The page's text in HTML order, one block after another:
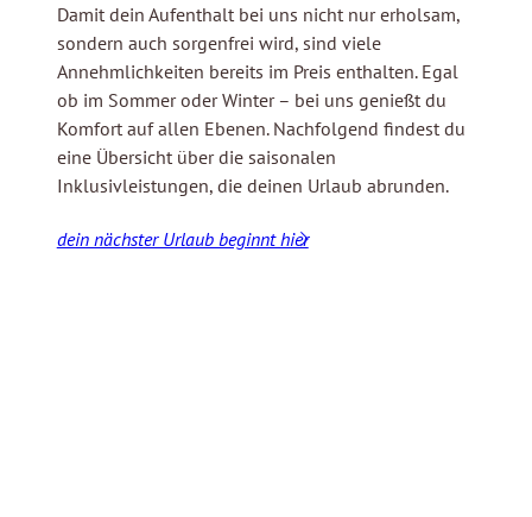
Damit dein Aufenthalt bei uns nicht nur erholsam,
sondern auch sorgenfrei wird, sind viele
Annehmlichkeiten bereits im Preis enthalten. Egal
ob im Sommer oder Winter – bei uns genießt du
Komfort auf allen Ebenen. Nachfolgend findest du
eine Übersicht über die saisonalen
Inklusivleistungen, die deinen Urlaub abrunden.
dein nächster Urlaub beginnt hier